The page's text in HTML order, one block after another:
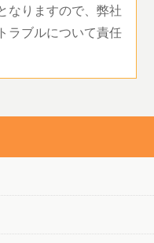
なりますので、弊社
ラブルについて責任